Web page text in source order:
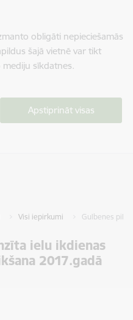
obligāti nepieciešamās
šajā vietnē var tikt
sīkdatnes.
Apstiprināt visas
Visi iepirkumi Gulbenes
ielu ikdienas
2017.gadā